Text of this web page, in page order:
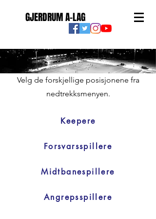
GJERDRUM A-LAG
Velg de forskjellige posisjonene fra
nedtrekksmenyen.
Keepere
Forsvarsspillere
Midtbanespillere
Angrepsspillere